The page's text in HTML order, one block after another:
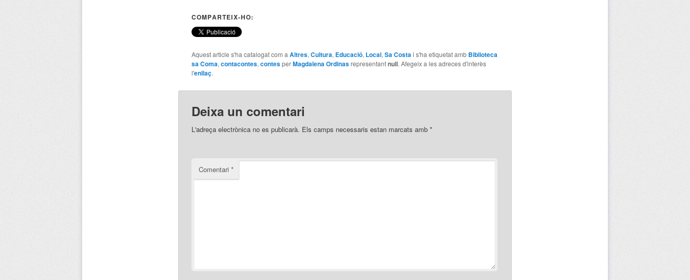
COMPARTEIX-HO:
Aquest article s'ha catalogat com aAltres,Cultura, Educació, Local,Sa Costai s'ha etiquetat amb Biblioteca
sa Coma,contacontes,contesperMagdalena Ordinasrepresentantnull. Afegeix a les adreces d'interès
l'enllaç.
Deixa un comentari
L'adreça electrònica no es publicarà. Els camps necessaris estan marcats amb *
Comentari *